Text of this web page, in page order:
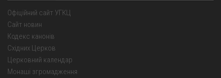
Офіційний сайт УГКЦ
Сайт новин
Кодекс канонів
Східних Церков
Церковний календар
Монаші згромадження